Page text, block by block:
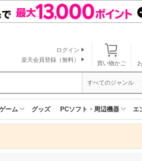
買い物かご
ログイン
楽天会員登録（無料）
すべてのジャンル
ーム グッズ PCソフト・周辺機器 エ